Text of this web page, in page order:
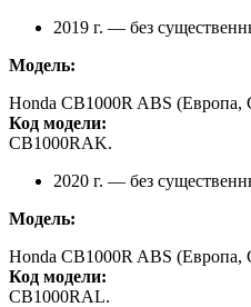
2019 г. — без
Модель:
Honda CB1000R ABS (Европа,
Код модели:
CB1000RAK.
2020 г. — без
Модель:
Honda CB1000R ABS (Европа,
Код модели:
CB1000RAL.